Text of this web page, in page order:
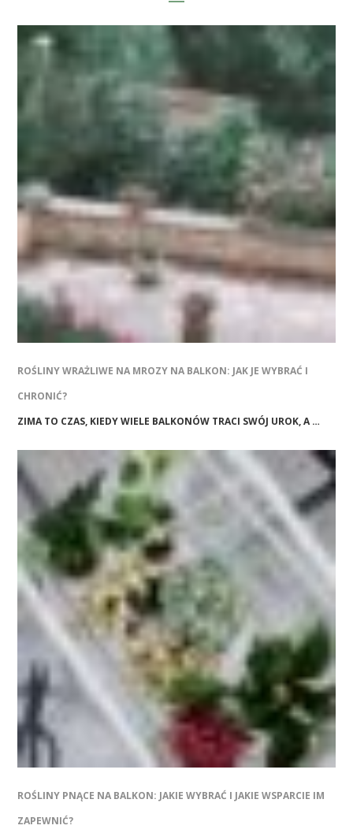
ROŚLINY WRAŻLIWE NA MROZY NA BALKON: JAK JE WYBRAĆ I
CHRONIĆ?
ZIMA TO CZAS, KIEDY WIELE BALKONÓW TRACI SWÓJ UROK, A …
ROŚLINY PNĄCE NA BALKON: JAKIE WYBRAĆ I JAKIE WSPARCIE IM
ZAPEWNIĆ?